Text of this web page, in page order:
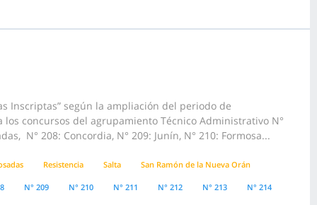
Inscriptas” según la ampliación del periodo de
concursos del agrupamiento Técnico Administrativo N°
N° 208: Concordia, N° 209: Junín, N° 210: Formosa...
Resistencia Salta San Ramón de la Nueva Orán
N° 209 N° 210 N° 211 N° 212 N° 213 N° 214